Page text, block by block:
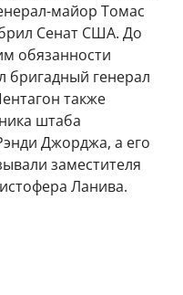
майор Томас
Сенат США. До
обязанности
генерал
также
штаба
Джорджа, а его
заместителя
Ланива.